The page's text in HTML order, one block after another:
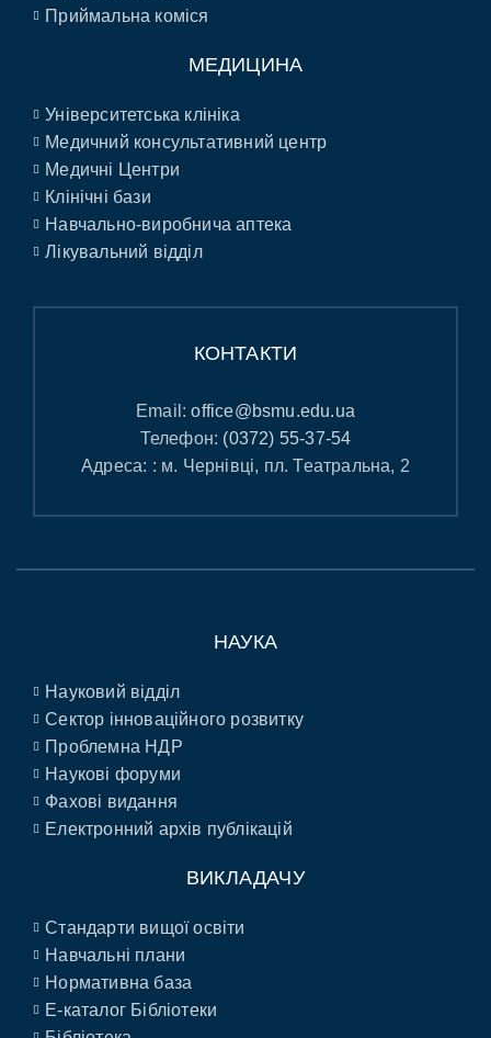
Приймальна коміся
МЕДИЦИНА
Університетська клініка
Медичний консультативний центр
Медичні Центри
Клінічні бази
Навчально-виробнича аптека
Лікувальний відділ
КОНТАКТИ
Email:office@bsmu.edu.ua
Телефон: (0372) 55-37-54
Адреса: : м. Чернівці, пл. Театральна, 2
НАУКА
Науковий відділ
Сектор інноваційного розвитку
Проблемна НДР
Наукові форуми
Фахові видання
Електронний архів публікацій
ВИКЛАДАЧУ
Стандарти вищої освіти
Навчальні плани
Нормативна база
E-каталог Бібліотеки